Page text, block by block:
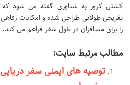
کشتی کروز به شناوری گفته می شود
تفریحی طولانی طراحی شده و امکانات
را برای مسافران در طول سفر فراهم می کند.
مطالب مرتبط سایت: